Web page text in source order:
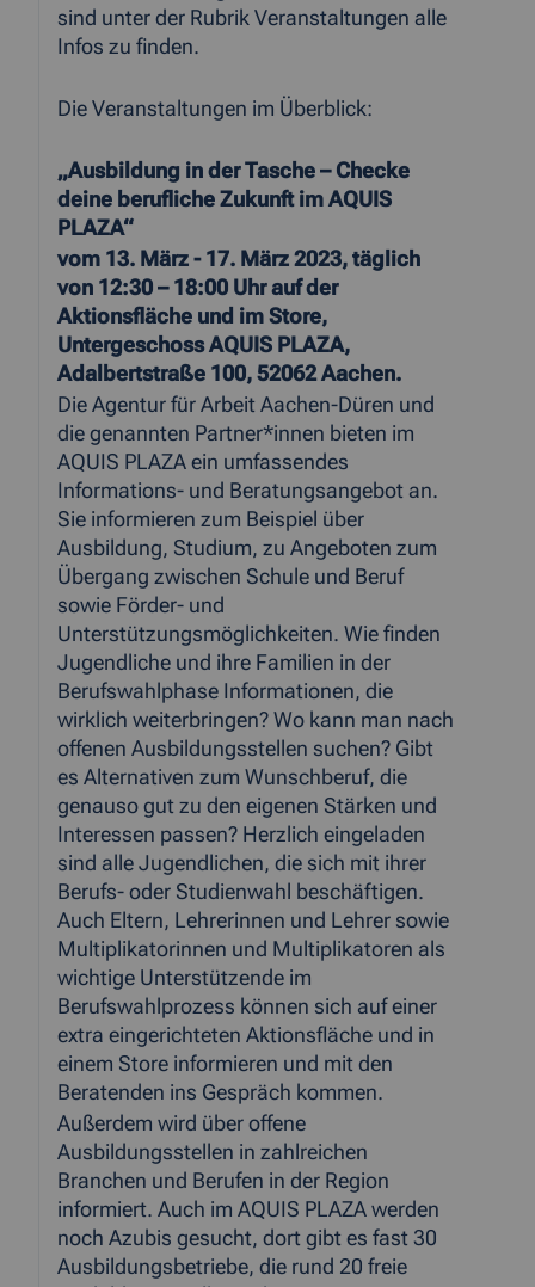
sind unter der Rubrik Veranstaltungen alle
Infos zu finden.
Die Veranstaltungen im Überblick:
„Ausbildung in der Tasche – Checke
deine berufliche Zukunft im AQUIS
PLAZA“
vom 13. März - 17. März 2023, täglich
von 12:30 – 18:00 Uhr auf der
Aktionsfläche und im Store,
Untergeschoss AQUIS PLAZA,
Adalbertstraße 100, 52062 Aachen.
Die Agentur für Arbeit Aachen-Düren und
die genannten Partner*innen bieten im
AQUIS PLAZA ein umfassendes
Informations- und Beratungsangebot an.
Sie informieren zum Beispiel über
Ausbildung, Studium, zu Angeboten zum
Übergang zwischen Schule und Beruf
sowie Förder- und
Unterstützungsmöglichkeiten. Wie finden
Jugendliche und ihre Familien in der
Berufswahlphase Informationen, die
wirklich weiterbringen? Wo kann man nach
offenen Ausbildungsstellen suchen? Gibt
es Alternativen zum Wunschberuf, die
genauso gut zu den eigenen Stärken und
Interessen passen? Herzlich eingeladen
sind alle Jugendlichen, die sich mit ihrer
Berufs- oder Studienwahl beschäftigen.
Auch Eltern, Lehrerinnen und Lehrer sowie
Multiplikatorinnen und Multiplikatoren als
wichtige Unterstützende im
Berufswahlprozess können sich auf einer
extra eingerichteten Aktionsfläche und in
einem Store informieren und mit den
Beratenden ins Gespräch kommen.
Außerdem wird über offene
Ausbildungsstellen in zahlreichen
Branchen und Berufen in der Region
informiert. Auch im AQUIS PLAZA werden
noch Azubis gesucht, dort gibt es fast 30
Ausbildungsbetriebe, die rund 20 freie